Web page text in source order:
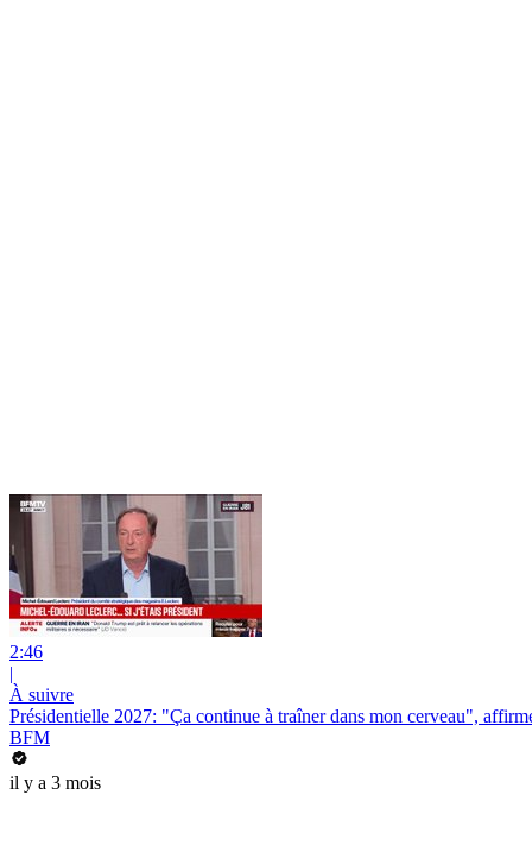
2:46
|
À suivre
Présidentielle 2027: "Ça continue à traîner dans mon cerveau",
BFM
il y a 3 mois